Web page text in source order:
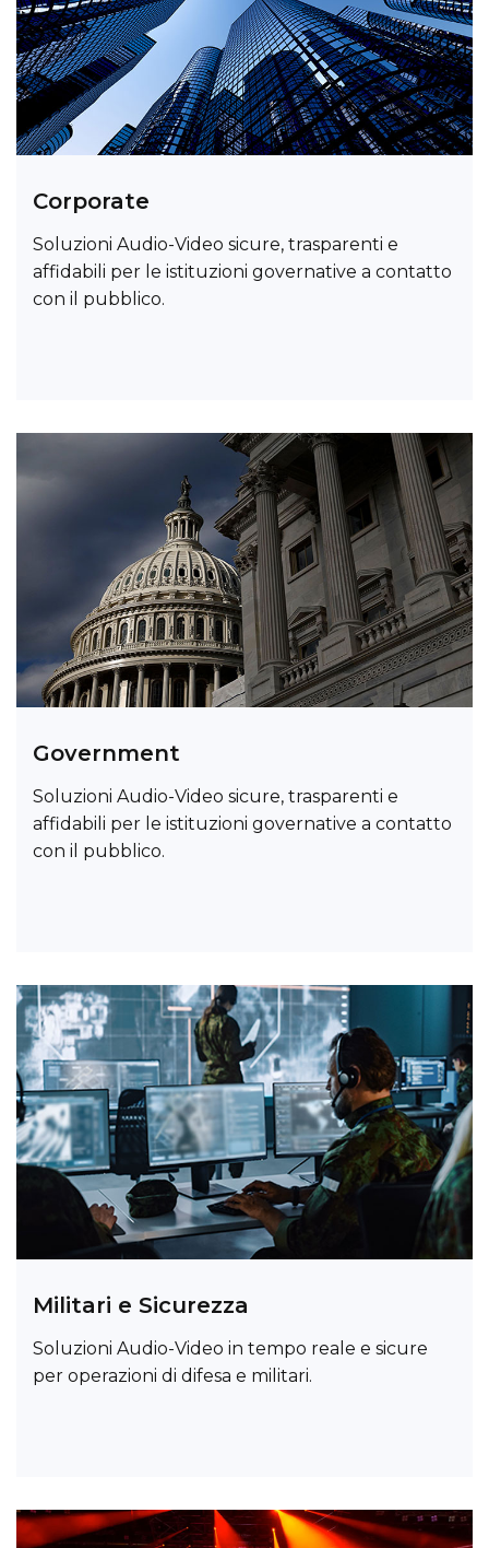
Corporate
Soluzioni Audio-Video sicure, trasparenti e
affidabili per le istituzioni governative a contatto
con il pubblico.
Government
Soluzioni Audio-Video sicure, trasparenti e
affidabili per le istituzioni governative a contatto
con il pubblico.
Militari e Sicurezza
Soluzioni Audio-Video in tempo reale e sicure
per operazioni di difesa e militari.